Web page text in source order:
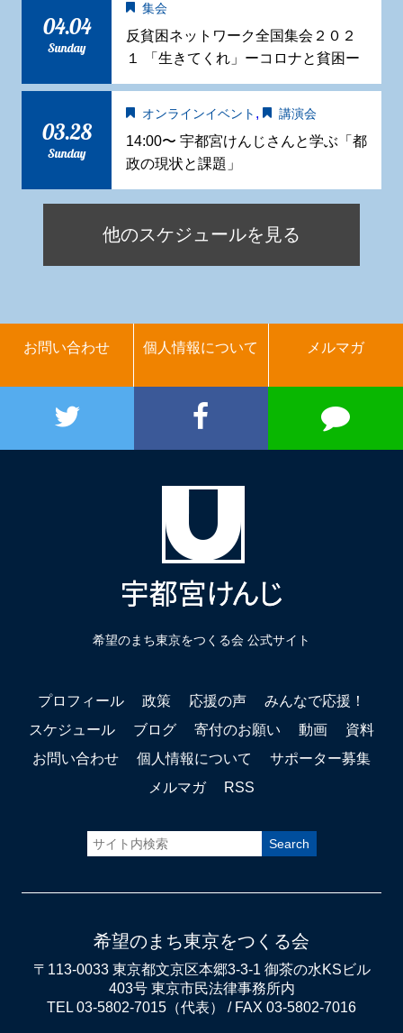
04.04
Sunday
集会
反貧困ネットワーク全国集会２０２
１ 「生きてくれ」ーコロナと貧困ー
03.28
Sunday
オンラインイベント , 講演会
14:00〜 宇都宮けんじさんと学ぶ「都
政の現状と課題」
他のスケジュールを見る
お問い合わせ 個人情報について メルマガ
希望のまち東京をつくる会 公式サイト
プロフィール 政策 応援の声
みんなで応援！
スケジュール
ブログ 寄付のお願い 動画
資料
お問い合わせ
個人情報について
サポーター募集
メルマガ
RSS
希望のまち東京をつくる会
〒113-0033 東京都文京区本郷3-3-1 御茶の水KSビル
403号 東京市民法律事務所内
TEL 03-5802-7015（代表） / FAX 03-5802-7016